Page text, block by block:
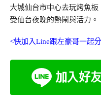
大城仙台市中心去玩烤魚
受仙台夜晚的熱鬧與活力。
<快加入Line跟左豪哥一起